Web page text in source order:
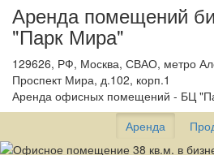
Аренда помещений
"Парк Мира"
129626, РФ, Москва, СВАО, метро
Проспект Мира, д.102, корп.1
Аренда офисных помещений - БЦ
Аренда